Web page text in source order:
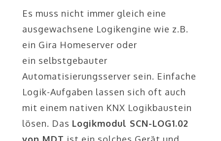
Es muss nicht immer gleich eine
ausgewachsene Logikengine wie z.B.
ein Gira Homeserver oder
ein selbstgebauter
Automatisierungsserver sein. Einfache
Logik-Aufgaben lassen sich oft auch
mit einem nativen KNX Logikbaustein
lösen. Das Logikmodul SCN-LOG1.02